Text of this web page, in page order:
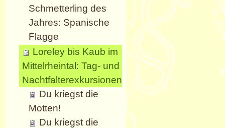
Schmetterling des
Jahres: Spanische
Flagge
Loreley bis Kaub im
Mittelrheintal: Tag- und
Nachtfalterexkursionen
Du kriegst die
Motten!
Du kriegst die